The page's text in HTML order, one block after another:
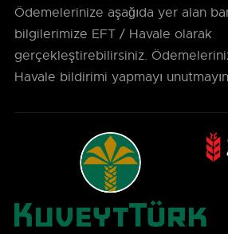
Ödemelerinize aşağıda yer alan
bilgilerimize EFT / Havale olarak
gerçekleştirebilirsiniz.
Havale bildirimi yapmayı